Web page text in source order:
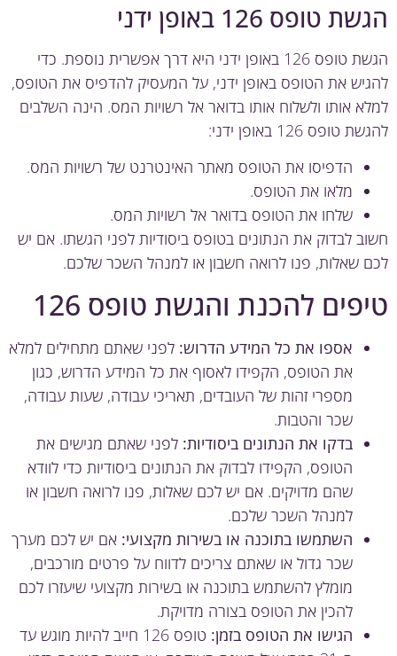
טופס 126 באופן ידני
הגשת טופס 126 באופן ידני היא דרך אפשרית נוספת. כדי
את הטופס באופן ידני, על המעסיק להדפיס את הטופס,
אותו ולשלוח אותו בדואר אל רשויות המס. הינה השלבים
טופס 126 באופן ידני:
הדפיסו את הטופס מאתר האינטרנט של רשויות המס.
מלאו את הטופס.
שלחו את הטופס בדואר אל רשויות המס.
לבדוק את הנתונים בטופס ביסודיות לפני הגשתו. אם יש
שאלות, פנו לרואה חשבון או למנהל השכר שלכם.
להכנת והגשת טופס 126
אספו את כל המידע הדרוש:לפני שאתם מתחילים למלא
את הטופס, הקפידו לאסוף את כל המידע הדרוש, כגון
מספרי זהות של העובדים, תאריכי עבודה, שעות עבודה,
שכר והטבות.
בדקו את הנתונים ביסודיות:לפני שאתם מגישים את
הטופס, הקפידו לבדוק את הנתונים ביסודיות כדי לוודא
שהם מדויקים. אם יש לכם שאלות, פנו לרואה חשבון או
למנהל השכר שלכם.
השתמשו בתוכנה או בשירות מקצועי:אם יש לכם מערך
שכר גדול או שאתם צריכים לדווח על פרטים מורכבים,
מומלץ להשתמש בתוכנה או בשירות מקצועי שיעזרו לכם
להכין את הטופס בצורה מדויקת.
הגישו את הטופס בזמן:
טופס 126 חייב להיות מוגש עד